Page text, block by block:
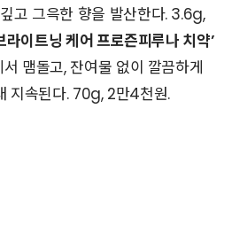
고 그윽한 향을 발산한다. 3.6g,
이트닝 케어 프로즌피루나 치약’
맴돌고, 잔여물 없이 깔끔하게
지속된다. 70g, 2만4천원.